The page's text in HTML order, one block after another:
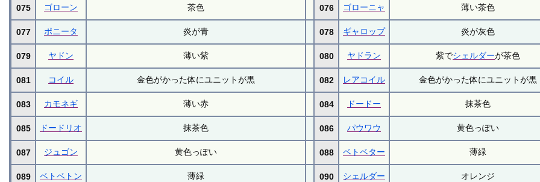
075 ゴローン 茶色 076 ゴローニャ 薄い茶色
077 ポニータ 炎が青 078 ギャロップ 炎が灰色
079 ヤドン 薄い紫 080 ヤドラン 紫でシェルダーが茶色
081 コイル 金色がかった体にユニットが黒 082 レアコイル 金色がかった体にユニットが黒
083 カモネギ 薄い赤 084 ドードー 抹茶色
085 ドードリオ 抹茶色 086 パウワウ 黄色っぽい
087 ジュゴン 黄色っぽい 088 ベトベター 薄緑
089 ベトベトン 薄緑 090 シェルダー オレンジ